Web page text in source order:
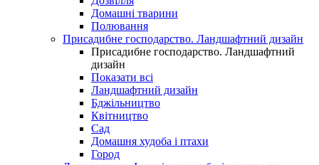
Домашні тварини
Полювання
Присадибне господарство. Ландшафтний дизайн
Присадибне господарство. Ландшафтний
дизайн
Показати всі
Ландшафтний дизайн
Бджільництво
Квітництво
Сад
Домашня худоба і птахи
Город